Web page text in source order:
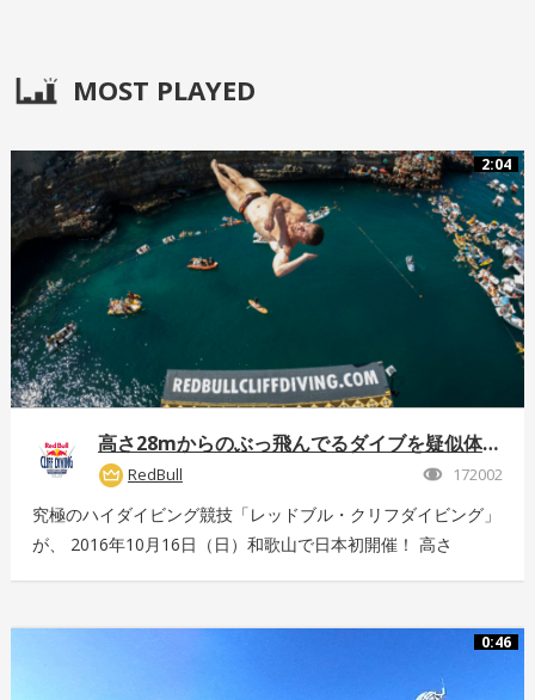
MOST PLAYED
2:04
高さ28mからのぶっ飛んでるダイブを疑似体験！
RedBull 172002
究極のハイダイビング競技「レッドブル・クリフダイビング」
が、 2016年10月16日（日）和歌山で日本初開催！ 高さ
こちら：http://www.redbull.com/cliff-diving
0:46